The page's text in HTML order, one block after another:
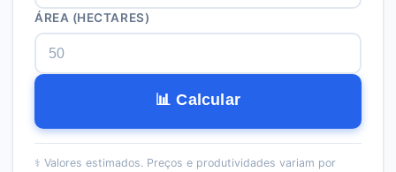
ÁREA (HECTARES)
📊 Calcular
⚕️ Valores estimados. Preços e produtividades variam por